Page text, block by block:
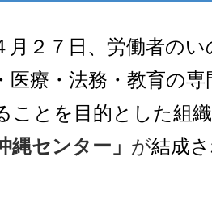
２７日、労働者の
医療・法務・教育の
ことを目的とした組織
縄センター」 が結成